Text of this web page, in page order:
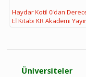
Haydar Kotil 0'dan
El Kitabı KR Akademi
Üniversiteler